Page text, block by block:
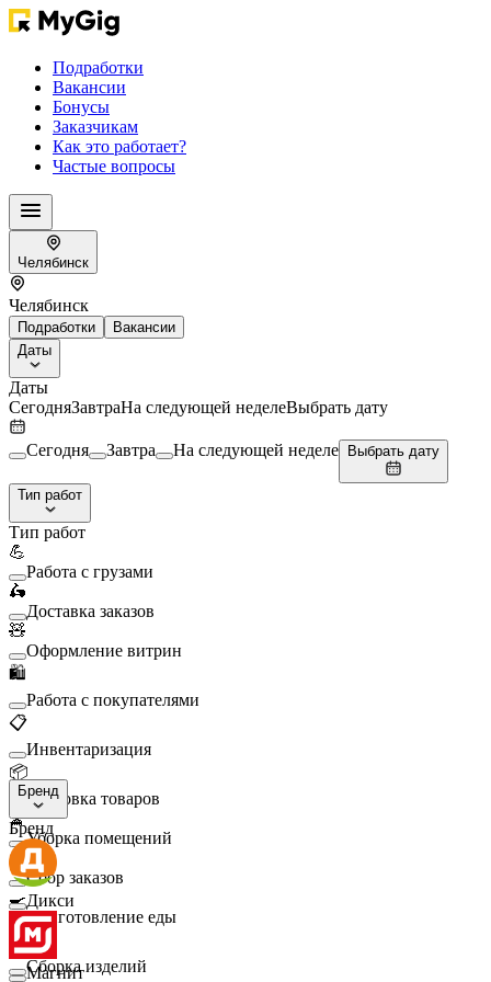
Подработки
Вакансии
Бонусы
Заказчикам
Как это работает?
Частые вопросы
Челябинск
Челябинск
Подработки
Вакансии
Даты
Даты
СегодняЗавтраНа следующей неделеВыбрать дату
Сегодня Завтра На следующей неделе Выбрать дату
Тип работ
Тип работ
💪
Работа с грузами
🛵
Доставка заказов
🧸
Оформление витрин
🛍️
Работа с покупателями
📋
Инвентаризация
📦
Упаковка товаров
🧹
Уборка помещений
🛒
Сбор заказов
🍳
Приготовление еды
🛠️
Сборка изделий
Бренд
Бренд
Дикси
Магнит